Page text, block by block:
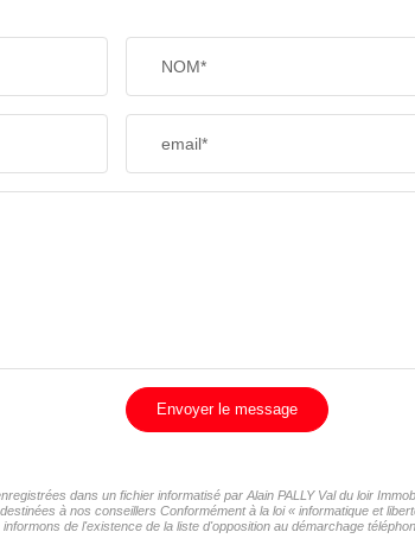
NOM*
email*
Envoyer le message
dans un fichier informatisé par Alain PALLY Val du loir
à nos conseillers Conformément à la loi « informatique et
de l'existence de la liste d'opposition au démarchage